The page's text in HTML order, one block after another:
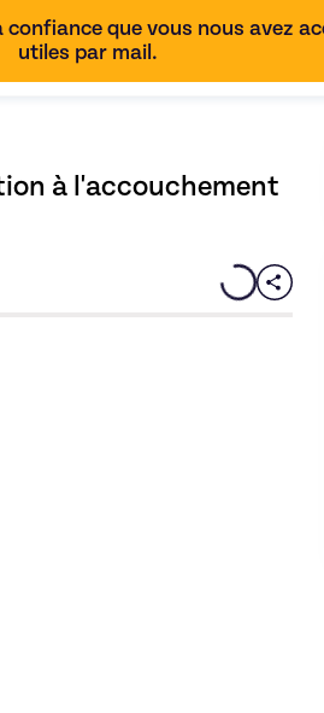
que vous nous avez
utiles par mail.
à l'accouchement
sereine et confiante, préparation à
l'offre